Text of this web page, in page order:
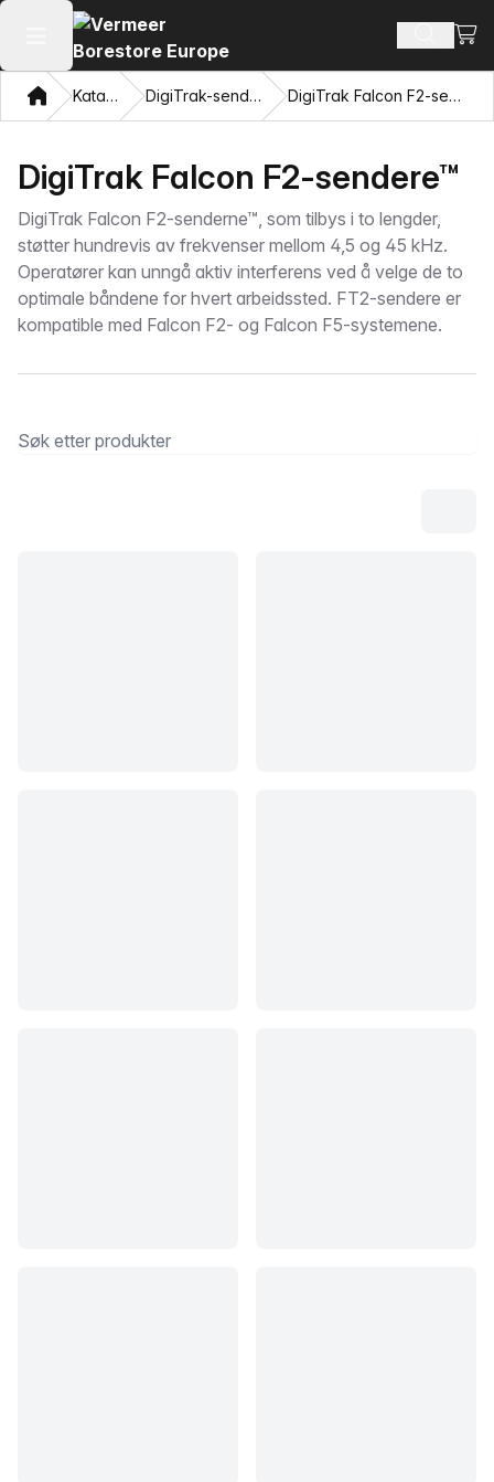
Åpne hovedmenyen SøkVis
Hjem Katalog DigiTrak-sendere® DigiTrak Falcon F2-sendere™
DigiTrak Falcon F2-sendere™
DigiTrak Falcon F2-senderne™, som tilbys i to lengder,
støtter hundrevis av frekvenser mellom 4,5 og 45 kHz.
Operatører kan unngå aktiv interferens ved å velge de to
optimale båndene for hvert arbeidssted. FT2-sendere er
kompatible med Falcon F2- og Falcon F5-systemene.